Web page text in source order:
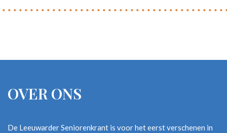
OVER ONS
De Leeuwarder Seniorenkrant is voor het eerst verschenen in